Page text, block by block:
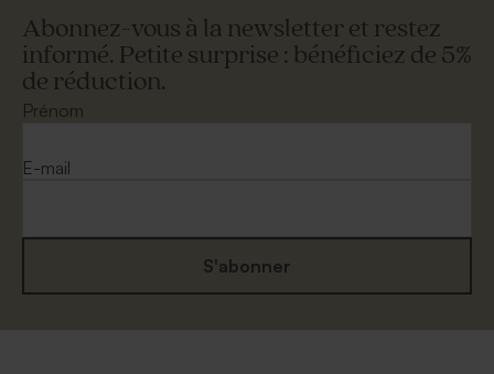
Enveloppe mariage lavande
Abonnez-vous à la newsletter et restez
informé. Petite surprise : bénéficiez de 5%
de réduction.
Prénom
E-mail
S'abonner